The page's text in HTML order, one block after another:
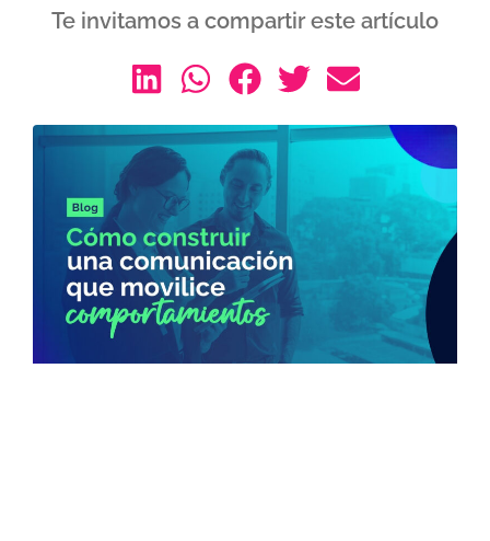
Te invitamos a compartir este artículo